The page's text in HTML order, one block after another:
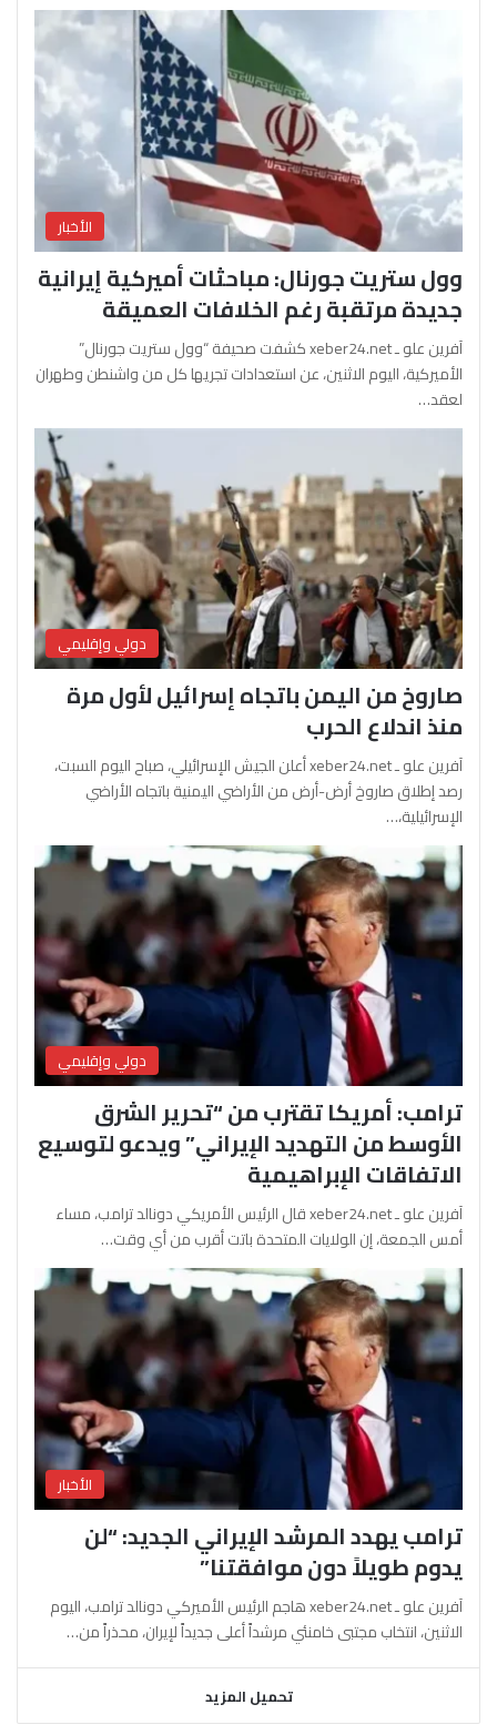
الأخبار
وول ستريت جورنال: مباحثات أميركية إيرانية
جديدة مرتقبة رغم الخلافات العميقة
آفرين علو ـ xeber24.net كشفت صحيفة “وول ستريت جورنال”
الأميركية، اليوم الاثنين، عن استعدادات تجريها كل من واشنطن وطهران
لعقد…
دولي وإقليمي
صاروخ من اليمن باتجاه إسرائيل لأول مرة
منذ اندلاع الحرب
آفرين علو ـ xeber24.net أعلن الجيش الإسرائيلي، صباح اليوم السبت،
رصد إطلاق صاروخ أرض-أرض من الأراضي اليمنية باتجاه الأراضي
الإسرائيلية،…
دولي وإقليمي
ترامب: أمريكا تقترب من “تحرير الشرق
الأوسط من التهديد الإيراني” ويدعو لتوسيع
الاتفاقات الإبراهيمية
آفرين علو ـ xeber24.net قال الرئيس الأمريكي دونالد ترامب، مساء
أمس الجمعة، إن الولايات المتحدة باتت أقرب من أي وقت…
الأخبار
ترامب يهدد المرشد الإيراني الجديد: “لن
يدوم طويلاً دون موافقتنا”
آفرين علو ـ xeber24.net هاجم الرئيس الأميركي دونالد ترامب، اليوم
الاثنين، انتخاب مجتبى خامنئي مرشداً أعلى جديداً لإيران، محذراً من…
تحميل المزيد